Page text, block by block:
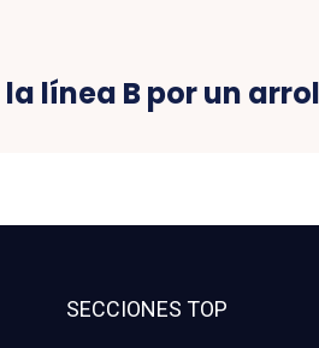
la línea B por un
SECCIONES TOP